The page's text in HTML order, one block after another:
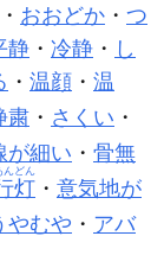
・ おおどか ・ つ
静 ・ 冷静 ・ し
・ 温顔 ・ 温
粛 ・ さくい ・
が細い ・ 骨無
灯
んどん
・ 意気地が
やむや ・ アバ